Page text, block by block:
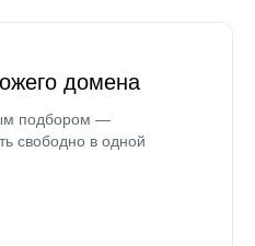
домена
подбором —
свободно в одной